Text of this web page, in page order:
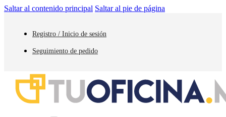
Saltar al contenido principal Saltar al pie de página
Registro / Inicio de sesión
Seguimiento de pedido